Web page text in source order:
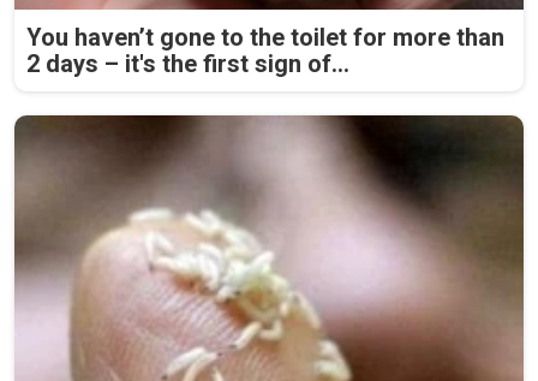
You haven’t gone to the toilet for more than
2 days – it's the first sign of...